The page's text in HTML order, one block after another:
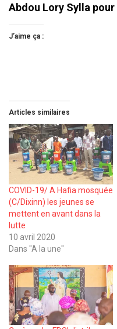
Abdou Lory Sylla pour
J’aime ça :
Articles similaires
COVID-19/ A Hafia mosquée
(C/Dixinn) les jeunes se
mettent en avant dans la
lutte
10 avril 2020
Dans "A la une"